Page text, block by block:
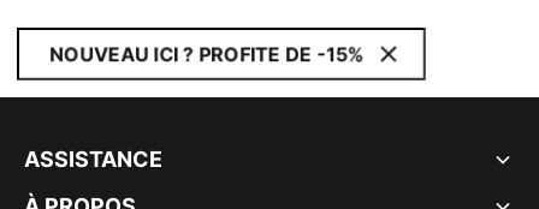
NOUVEAU ICI ? PROFITE DE -15%
ASSISTANCE